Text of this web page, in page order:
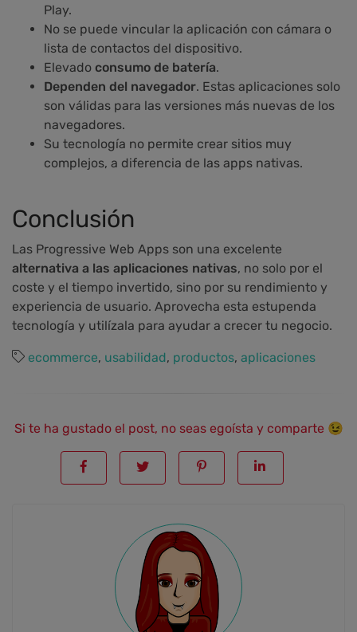
Play.
No se puede vincular la aplicación con cámara o
lista de contactos del dispositivo.
Elevado consumo de batería.
Dependen del navegador. Estas aplicaciones solo
son válidas para las versiones más nuevas de los
navegadores.
Su tecnología no permite crear sitios muy
complejos, a diferencia de las apps nativas.
Conclusión
Las Progressive Web Apps son una excelente
alternativa a las aplicaciones nativas, no solo por el
coste y el tiempo invertido, sino por su rendimiento y
experiencia de usuario. Aprovecha esta estupenda
tecnología y utilízala para ayudar a crecer tu negocio.
ecommerce, usabilidad, productos, aplicaciones
Si te ha gustado el post, no seas egoísta y comparte 😉